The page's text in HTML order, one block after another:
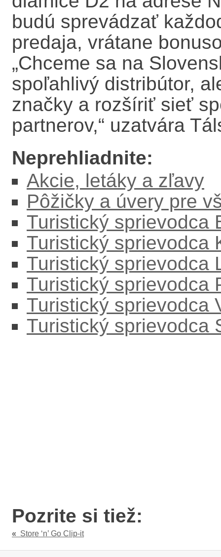
budú sprevádzať
predaja, vrátane
„Chceme sa na
spoľahlivý distribútor,
značky a rozšíriť sieť
partnerov,“ uzatvára
Neprehliadnite:
Akcie, letáky a zľavy
Pôžičky a úvery pre
Turistický sprievodca
Turistický sprievodca
Turistický sprievodca
Turistický sprievodca
Turistický sprievodca
Turistický sprievodca
Pozrite si tiež:
« Store ‘n’ Go Clip-it